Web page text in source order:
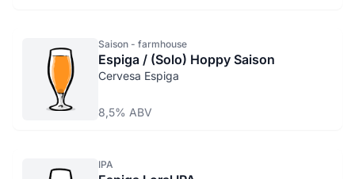
Saison - farmhouse
Espiga / (Solo) Hoppy Saison
Cervesa Espiga
8,5% ABV
IPA